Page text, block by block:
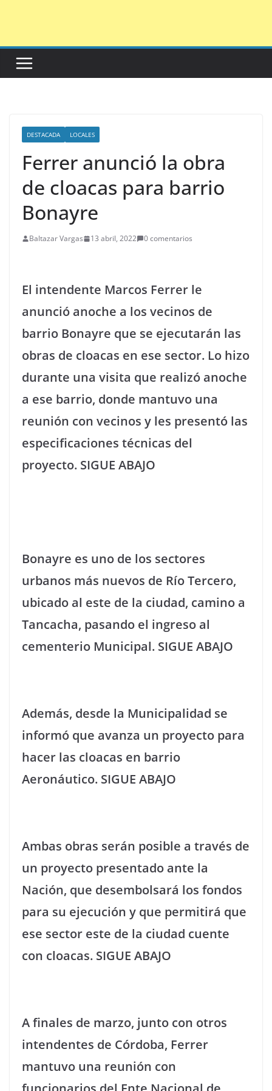
DESTACADA LOCALES
Ferrer anunció la obra
de cloacas para barrio
Bonayre
Baltazar Vargas 13 abril, 2022 0 comentarios
El intendente Marcos Ferrer le
anunció anoche a los vecinos de
barrio Bonayre que se ejecutarán las
obras de cloacas en ese sector. Lo hizo
durante una visita que realizó anoche
a ese barrio, donde mantuvo una
reunión con vecinos y les presentó las
especificaciones técnicas del
proyecto. SIGUE ABAJO
Bonayre es uno de los sectores
urbanos más nuevos de Río Tercero,
ubicado al este de la ciudad, camino a
Tancacha, pasando el ingreso al
cementerio Municipal. SIGUE ABAJO
Además, desde la Municipalidad se
informó que avanza un proyecto para
hacer las cloacas en barrio
Aeronáutico. SIGUE ABAJO
Ambas obras serán posible a través de
un proyecto presentado ante la
Nación, que desembolsará los fondos
para su ejecución y que permitirá que
ese sector este de la ciudad cuente
con cloacas. SIGUE ABAJO
A finales de marzo, junto con otros
intendentes de Córdoba, Ferrer
mantuvo una reunión con